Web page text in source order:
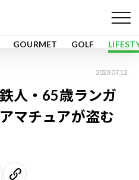
GOURMET GOLF
2023.07.12
人・65歳ランガ
マチュアが盗む